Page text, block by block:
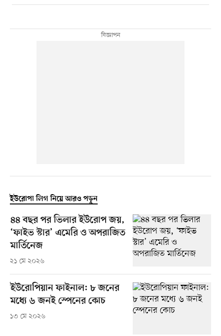
ইউরোপা লিগ নিয়ে আরও পড়ুন
৪৪ বছর পর ভিলার ইউরোপ জয়,
‘ফাইভ স্টার’ এমেরি ও অপরাজিত
মার্তিনেজ
২১ মে ২০২৬
ইউরোপিয়ান ফাইনাল: ৮ জনের
মধ্যে ৬ জনই স্পেনের কোচ
১৩ মে ২০২৬